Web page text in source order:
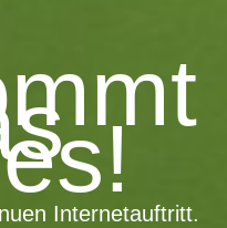
Internetauftritt.